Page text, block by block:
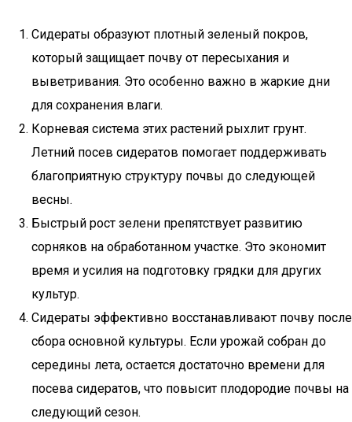
Сидераты образуют плотный зеленый покров,
который защищает почву от пересыхания и
выветривания. Это особенно важно в жаркие дни
для сохранения влаги.
Корневая система этих растений рыхлит грунт.
Летний посев сидератов помогает поддерживать
благоприятную структуру почвы до следующей
весны.
Быстрый рост зелени препятствует развитию
сорняков на обработанном участке. Это экономит
время и усилия на подготовку грядки для других
культур.
Сидераты эффективно восстанавливают почву после
сбора основной культуры. Если урожай собран до
середины лета, остается достаточно времени для
посева сидератов, что повысит плодородие почвы на
следующий сезон.